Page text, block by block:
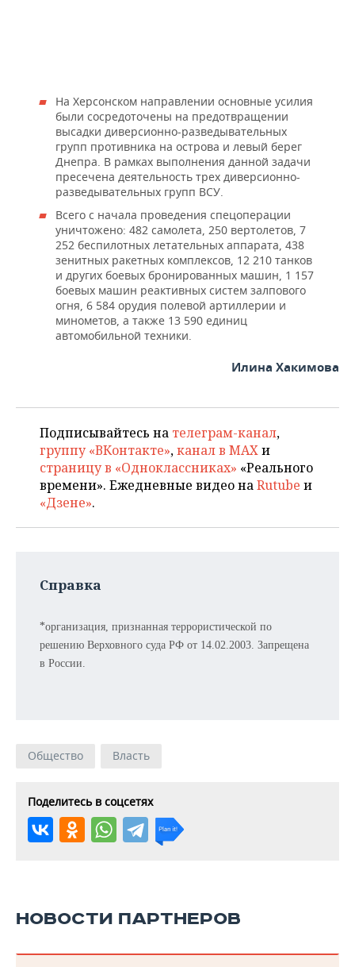
На Херсонском направлении основные усилия
были сосредоточены на предотвращении
высадки диверсионно-разведывательных
групп противника на острова и левый берег
Днепра. В рамках выполнения данной задачи
пресечена деятельность трех диверсионно-
разведывательных групп ВСУ.
Всего с начала проведения спецоперации
уничтожено: 482 самолета, 250 вертолетов, 7
252 беспилотных летательных аппарата, 438
зенитных ракетных комплексов, 12 210 танков
и других боевых бронированных машин, 1 157
боевых машин реактивных систем залпового
огня, 6 584 орудия полевой артиллерии и
минометов, а также 13 590 единиц
автомобильной техники.
Илина Хакимова
Подписывайтесь на телеграм-канал,
группу «ВКонтакте»,канал в MAXи
страницу в «Одноклассниках» «Реального
времени». Ежедневные видео наRutube и
«Дзене».
Справка
*организация, признанная террористической по
решению Верховного суда РФ от 14.02.2003. Запрещена
в России.
Общество Власть
Поделитесь в соцсетях
НОВОСТИ ПАРТНЕРОВ